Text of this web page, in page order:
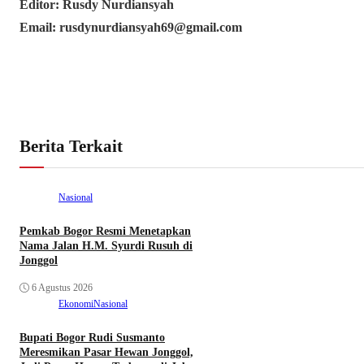
Editor: Rusdy Nurdiansyah
Email: rusdynurdiansyah69@gmail.com
Berita Terkait
Nasional
Pemkab Bogor Resmi Menetapkan
Nama Jalan H.M. Syurdi Rusuh di
Jonggol
6 Agustus 2026
EkonomiNasional
Bupati Bogor Rudi Susmanto
Meresmikan Pasar Hewan Jonggol,